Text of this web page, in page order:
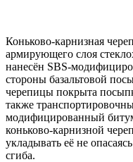
Коньково-карнизная
армирующего слоя
нанесён SBS-
стороны базальтовой
черепицы покрыта
также
модифицированный
коньково-карнизной
укладывать её не
сгиба.